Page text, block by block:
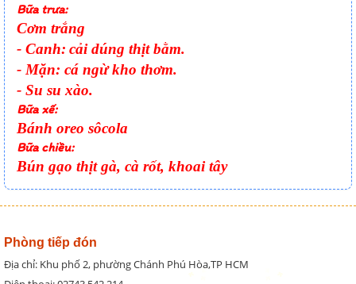
Bữa trưa:
Cơm trắng
- Canh: cải dúng thịt bằm.
- Mặn: cá ngừ kho thơm.
- Su su xào.
Bữa xế:
Bánh oreo sôcola
Bữa chiều:
Bún gạo thịt gà, cà rốt, khoai tây
Phòng tiếp đón
Địa chỉ: Khu phố 2, phường Chánh Phú Hòa,TP HCM